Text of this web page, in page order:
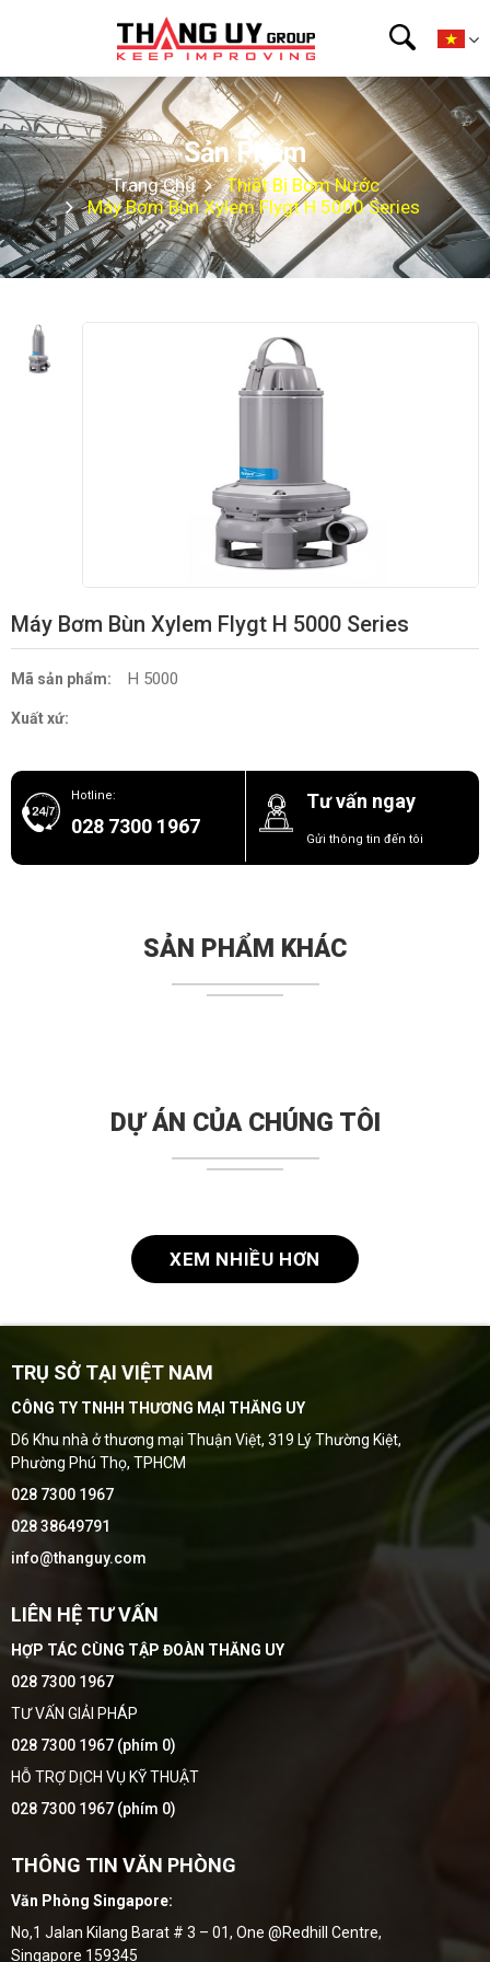
Sản Phẩm
Trang Chủ
Thiết Bị Bơm Nước
Máy Bơm Bùn Xylem Flygt H 5000 Series
Máy Bơm Bùn Xylem Flygt H 5000 Series
Mã sản phẩm: H 5000
Xuất xứ:
Hotline:
028 7300 1967
Tư vấn ngay
Gửi thông tin đến tôi
SẢN PHẨM KHÁC
DỰ ÁN CỦA CHÚNG TÔI
XEM NHIỀU HƠN
TRỤ SỞ TẠI VIỆT NAM
CÔNG TY TNHH THƯƠNG MẠI THĂNG UY
D6 Khu nhà ở thương mại Thuận Việt, 319 Lý Thường Kiệt,
Phường Phú Thọ, TPHCM
028 7300 1967
028 38649791
info@thanguy.com
LIÊN HỆ TƯ VẤN
HỢP TÁC CÙNG TẬP ĐOÀN THĂNG UY
028 7300 1967
TƯ VẤN GIẢI PHÁP
028 7300 1967 (phím 0)
HỖ TRỢ DỊCH VỤ KỸ THUẬT
028 7300 1967 (phím 0)
THÔNG TIN VĂN PHÒNG
Văn Phòng Singapore:
No,1 Jalan Kilang Barat # 3 – 01, One @Redhill Centre,
Singapore 159345